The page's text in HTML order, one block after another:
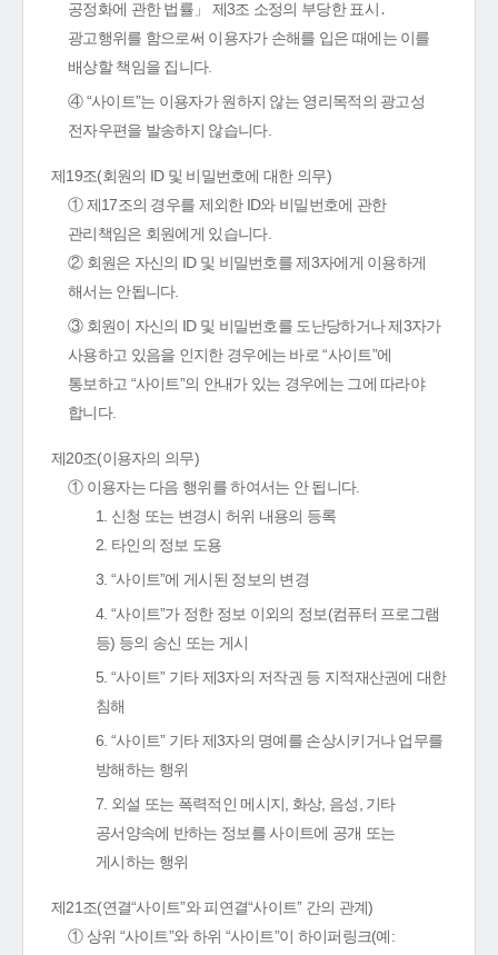
공정화에 관한 법률」 제3조 소정의 부당한 표시․
광고행위를 함으로써 이용자가 손해를 입은 때에는 이를
배상할 책임을 집니다.
④ “사이트”는 이용자가 원하지 않는 영리목적의 광고성
전자우편을 발송하지 않습니다.
제19조(회원의 ID 및 비밀번호에 대한 의무)
① 제17조의 경우를 제외한 ID와 비밀번호에 관한
관리책임은 회원에게 있습니다.
② 회원은 자신의 ID 및 비밀번호를 제3자에게 이용하게
해서는 안됩니다.
③ 회원이 자신의 ID 및 비밀번호를 도난당하거나 제3자가
사용하고 있음을 인지한 경우에는 바로 “사이트”에
통보하고 “사이트”의 안내가 있는 경우에는 그에 따라야
합니다.
제20조(이용자의 의무)
① 이용자는 다음 행위를 하여서는 안 됩니다.
1. 신청 또는 변경시 허위 내용의 등록
2. 타인의 정보 도용
3. “사이트”에 게시된 정보의 변경
4. “사이트”가 정한 정보 이외의 정보(컴퓨터 프로그램
등) 등의 송신 또는 게시
5. “사이트” 기타 제3자의 저작권 등 지적재산권에 대한
침해
6. “사이트” 기타 제3자의 명예를 손상시키거나 업무를
방해하는 행위
7. 외설 또는 폭력적인 메시지, 화상, 음성, 기타
공서양속에 반하는 정보를 사이트에 공개 또는
게시하는 행위
제21조(연결“사이트”와 피연결“사이트” 간의 관계)
① 상위 “사이트”와 하위 “사이트”이 하이퍼링크(예: